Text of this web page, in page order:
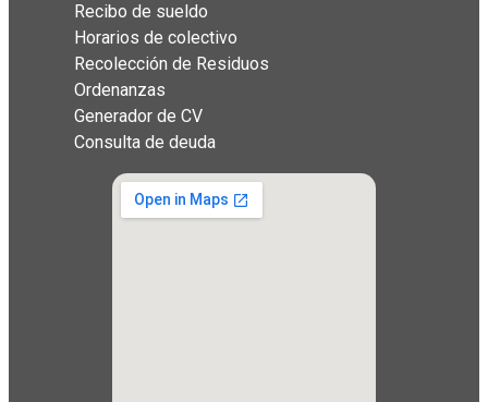
Recibo de sueldo
Horarios de colectivo
Recolección de Residuos
Ordenanzas
Generador de CV
Consulta de deuda